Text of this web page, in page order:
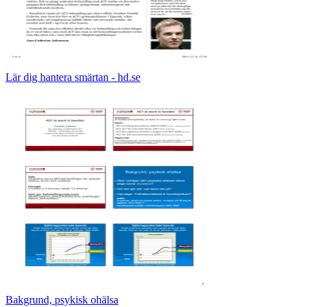
Lär dig hantera smärtan - hd.se
Bakgrund, psykisk ohälsa